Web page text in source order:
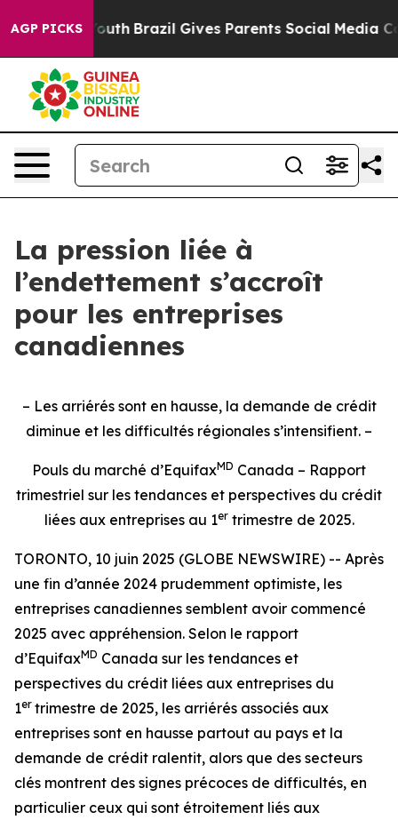
AGP PICKS
to Youth Brazil Gives Parents Social Media
La pression liée à
l’endettement s’accroît
pour les entreprises
canadiennes
– Les arriérés sont en hausse, la demande de crédit
diminue et les difficultés régionales s’intensifient. –
Pouls du marché d’EquifaxMD Canada – Rapport
trimestriel sur les tendances et perspectives du crédit
liées aux entreprises au 1ertrimestre de 2025.
TORONTO, 10 juin 2025 (GLOBE NEWSWIRE) -- Après
une fin d’année 2024 prudemment optimiste, les
entreprises canadiennes semblent avoir commencé
2025 avec appréhension. Selon le rapport
d’EquifaxMD Canada sur les tendances et
perspectives du crédit liées aux entreprises du
1er trimestre de 2025, les arriérés associés aux
entreprises sont en hausse partout au pays et la
demande de crédit ralentit, alors que des secteurs
clés montrent des signes précoces de difficultés, en
particulier ceux qui sont étroitement liés aux